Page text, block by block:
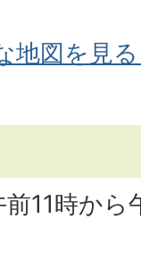
地図を見
11時か